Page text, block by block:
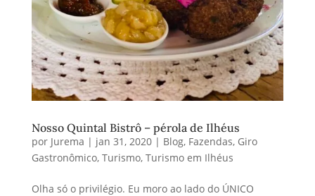
Nosso Quintal Bistrô – pérola de Ilhéus
por Jurema | jan 31, 2020| Blog, Fazendas, Giro
Gastronômico, Turismo, Turismo em Ilhéus
Olha só o privilégio. Eu moro ao lado do ÚNICO